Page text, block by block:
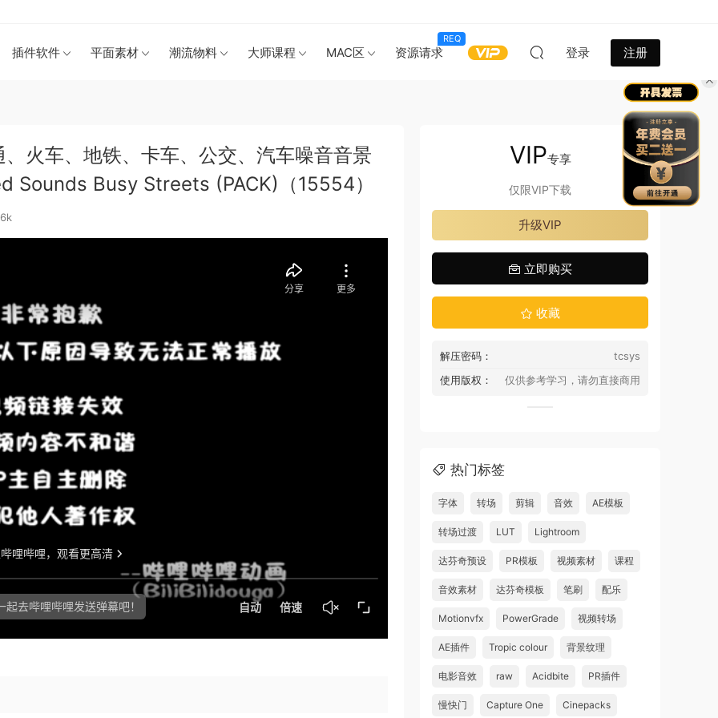
插件软件 平面素材 潮流物料 大师课程 MAC区 资源请求
REQ
登录 注册
火车、地铁、卡车、公交、汽车噪音音景
Sounds Busy Streets (PACK)（15554）
VIP专享
仅限VIP下载
升级VIP
立即购买
收藏
解压密码：
tcsys
使用版权：
仅供参考学习，请勿直接商用
热门标签
字体 转场 剪辑 音效 AE模板
转场过渡 LUT Lightroom
达芬奇预设 PR模板 视频素材 课程
音效素材 达芬奇模板 笔刷 配乐
Motionvfx PowerGrade 视频转场
AE插件 Tropic colour 背景纹理
电影音效 raw Acidbite PR插件
慢快门 Capture One Cinepacks